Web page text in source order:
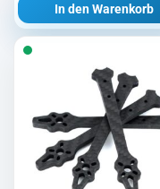
In den Warenkorb